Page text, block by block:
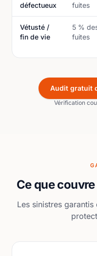
défectueux
fuites
Vétusté /
fin de vie
5 %
fuites
Audit gratuit
Vérification
Ce que
Les sinistres